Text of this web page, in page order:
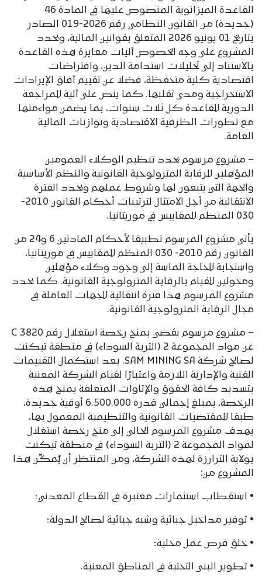
القاعدة الميزانوية المنصوص عليها في المادة 46
(جديدة) من القانون النظامي رقم 2026-019 الصادر
بتاريخ 01 يونيو 2026 المتعلق بقوانين المالية، ويحدد
المشروع على وجه الخصوص آليات معايرة هذه القاعدة
بالاستناد إلى تحليلات استدامة الدين، وافتراضات
اقتصادية كلية متحفظة، فضلا عن تقييم آفاق الإيرادات
الاستخراجية ومدى تقلبها. كما ينص على آلية للمراجعة
الدورية للقاعدة كل ثلاث سنوات، بما يضمن مواءمتها
مع تطورات الظرفية الاقتصادية وتوازنات المالية
العامة.
– مشروع مرسوم يحدد تنظيم الوكلاء العمومين
المؤهلين للرقابة المترولوجية القانونية والنظم الأساسية
والجهة التي يتبعون لها وشروط عملهم ويحدد الفترة
الانتقالية من أجل الامتثال لترتيبات أحكام القانون 2010-
030 المنظم للمقاييس في موريتانيا.
يأتي مشروع المرسوم تطبيقا لأحكام المادتين 6 و24 من
القانون رقم 2010- 030 المنظم للمقاييس في موريتانيا،
واستجابة للحاجة الماسة إلى وجود وكلاء مؤهلين
ومخولين للقيام بالرقابة المترولوجية القانونية. كما يحدد
مشروع المرسوم هذا فترة انتقالية للجهات العاملة في
مجال الرقابة المترولوجية القانونية.
– مشروع مرسوم يقضي بمنح رخصة استغلال رقم C 3820
عن مواد المجموعة 2 (التربة السوداء) في منطقة تيكنت
لصالح شركة SAM MINING SA. بعد استكمال التقييمات
الفنية والإدارية اللازمة واعتبارًا لقيام الشركة المعنية
بتسديد كافة الحقوق والإتاوات المتعلقة بمنح هذه
الرخصة، بمبلغ إجمالي قدره 6.500.000 أوقية جديدة،
طبقا للمقتضيات القانونية والتنظيمية المعمول بها،
يهدف مشروع المرسوم الحالي إلى منح رخصة استغلال
لمواد المجموعة 2 (التربة السوداء) في منطقة تيكنت
بولاية الترارزة لهذه الشركة، ومن المنتظر أن يُمكّن هذا
المشروع من:
• استقطاب استثمارات معتبرة في القطاع المعدني؛
• توفير مداخيل جبائية وشبه جبائية لصالح الدولة؛
• خلق فرص عمل محلية؛
• تطوير البنى التحتية في المناطق المعنية.